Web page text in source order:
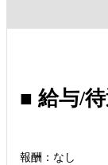
■ 給与/
報酬：なし